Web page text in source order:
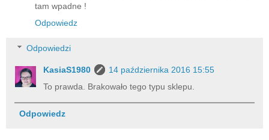
tam wpadne !
Odpowiedz
Odpowiedzi
KasiaS1980
14 października 2016 15:55
To prawda. Brakowało tego typu sklepu.
Odpowiedz